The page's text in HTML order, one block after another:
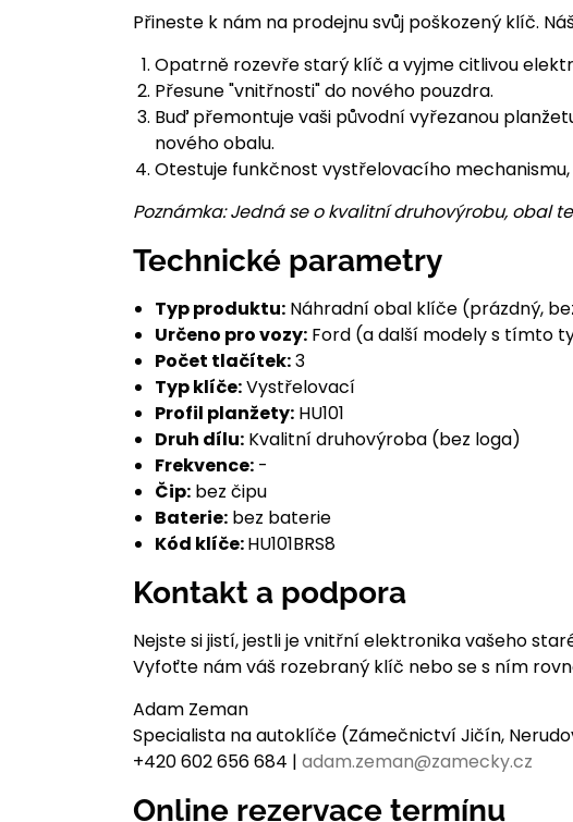
Přineste k nám na prodejnu svůj poškozený klíč.
Opatrně rozevře starý klíč a vyjme citlivou
Přesune "vnitřnosti" do nového pouzdra.
Buď přemontuje vaši původní vyřezanou
nového obalu.
Otestuje funkčnost vystřelovacího
Poznámka: Jedná se o kvalitní druhovýrobu, obal
Technické parametry
Typ produktu:Náhradní obal klíče (prázdný,
Určeno pro vozy:Ford (a další modely s tímto
Počet tlačítek:3
Typ klíče:Vystřelovací
Profil planžety:HU101
Druh dílu:Kvalitní druhovýroba (bez loga)
Frekvence:-
Čip:bez čipu
Baterie:bez baterie
Kód klíče:HU101BRS8
Kontakt a podpora
Nejste si jistí, jestli je vnitřní elektronika vašeho
Vyfoťte nám váš rozebraný klíč nebo se s ním
Adam Zeman
Specialista na autoklíče (Zámečnictví Jičín,
+420 602 656 684 | adam.zeman@zamecky.cz
Online rezervace termínu